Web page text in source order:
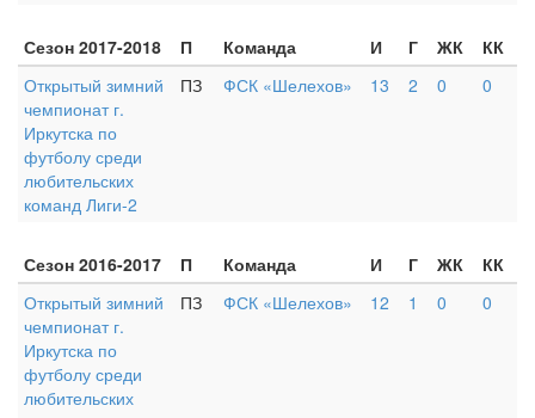
Сезон 2017-2018 П Команда И Г ЖК
КК
Открытый зимний
чемпионат г.
Иркутска по
футболу среди
любительских
команд Лиги-2
ПЗ ФСК «Шелехов» 13 2 0 0
Сезон 2016-2017 П Команда И Г ЖК
КК
Открытый зимний
чемпионат г.
Иркутска по
футболу среди
любительских
ПЗ ФСК «Шелехов» 12 1 0 0